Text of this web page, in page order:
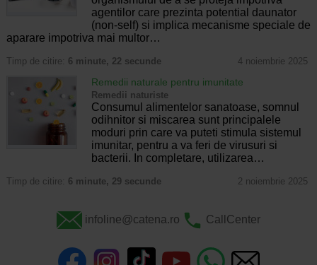
agentilor care prezinta potential daunator
(non-self) si implica mecanisme speciale de
aparare impotriva mai multor…
Timp de citire: 6 minute, 22 secunde 4 noiembrie 2025
Remedii naturale pentru imunitate
Remedii naturiste
Consumul alimentelor sanatoase, somnul
odihnitor si miscarea sunt principalele
moduri prin care va puteti stimula sistemul
imunitar, pentru a va feri de virusuri si
bacterii. In completare, utilizarea…
Timp de citire: 6 minute, 29 secunde 2 noiembrie 2025
infoline@catena.ro CallCenter